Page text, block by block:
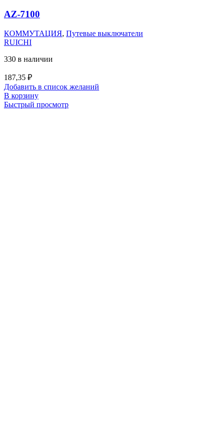
AZ-7100
КОММУТАЦИЯ, Путевые выключатели
RUICHI
330 в наличии
187,35 ₽
Добавить в список желаний
В корзину
Быстрый просмотр